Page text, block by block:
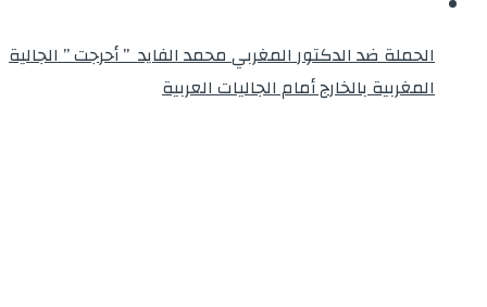
الحملة ضد الدكتور المغربي محمد الفايد ” أحرجت ” الجالية
المغربية بالخارج أمام الجاليات العربية